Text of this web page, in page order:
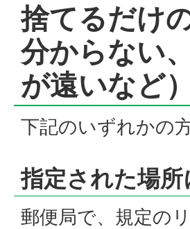
捨てるだけ
分からない
が遠いなど）
下記のいずれかの
指定された場
郵便局で、規定の